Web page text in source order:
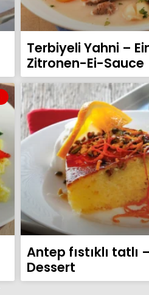
Terbiyeli Yahni –
Zitronen-Ei-Sauce
Antep fıstıklı tatlı
Dessert